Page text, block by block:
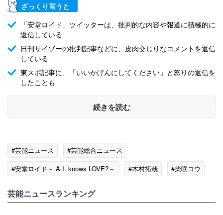
ざっくり言うと
「安堂ロイド」ツイッターは、批判的な内容や報道に積極的に
返信している
日刊サイゾーの批判記事などに、皮肉交じりなコメントを返信
している
東スポ記事に、「いいかげんにしてください」と怒りの返信を
したことも
続きを読む
#芸能ニュース
#芸能総合ニュース
#安堂ロイド～ A.I. knows LOVE?～
#木村拓哉
#柴咲コウ
芸能ニュースランキング